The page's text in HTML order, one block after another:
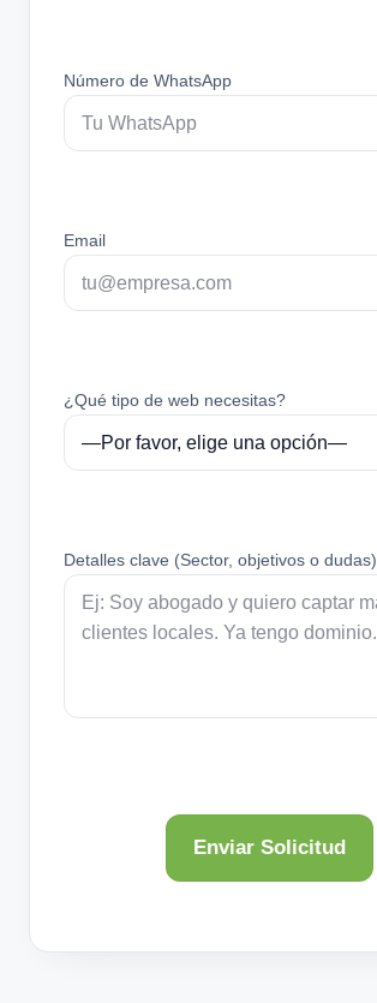
Número de WhatsApp
Email
¿Qué tipo de web necesitas?
Detalles clave (Sector, objetivos o dudas)